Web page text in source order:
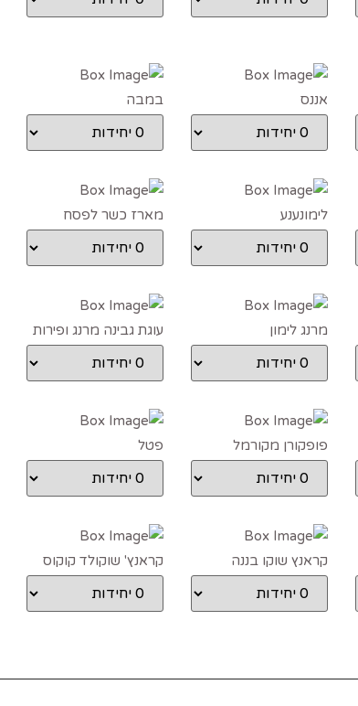
אננס במבה
לימונענע מארז כשר לפסח
מרנג לימון
עוגת גבינה מרנג ופירות
פופקורן מקורמל פטל
קראנץ שוקו בננה
קראנץ' שוקולד קוקוס
רפאלו